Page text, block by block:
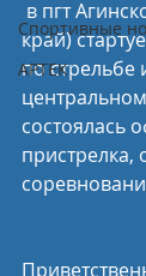
Спортивные
АРТЕК
край)
по стрельбе
состоялась
пристрелка,